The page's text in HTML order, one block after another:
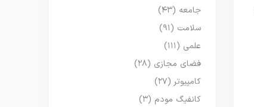
جامعه (۴۳)
سلامت (۹۱)
علمی (۱۱۱)
فضای مجازی (۲۸)
کامپیوتر(۲۷)
کانفیگ مودم (۳)